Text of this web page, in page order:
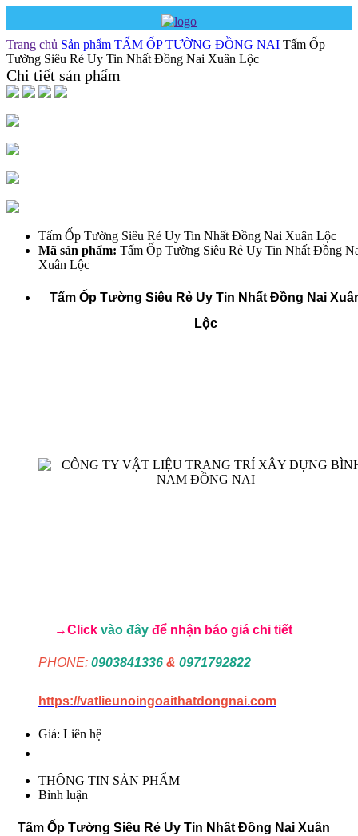
Trang chủ Sản phẩm TẤM ỐP TƯỜNG ĐỒNG NAI Tấm Ốp
Tường Siêu Rẻ Uy Tin Nhất Đồng Nai Xuân Lộc
Chi tiết sản phẩm
Tấm Ốp Tường Siêu Rẻ Uy Tin Nhất Đồng Nai Xuân Lộc
Mã sản phẩm: Tấm Ốp Tường Siêu Rẻ Uy Tin Nhất Đồng
Xuân Lộc
Tấm Ốp Tường Siêu Rẻ Uy Tin Nhất Đồng Nai
Lộc
→Click vào đây để nhận báo giá chi tiết
PHONE: 0903841336 & 0971792822
https://vatlieunoingoaithatdongnai.com
Giá: Liên hệ
THÔNG TIN SẢN PHẨM
Bình luận
Tấm Ốp Tường Siêu Rẻ Uy Tin Nhất Đồng Nai Xuân